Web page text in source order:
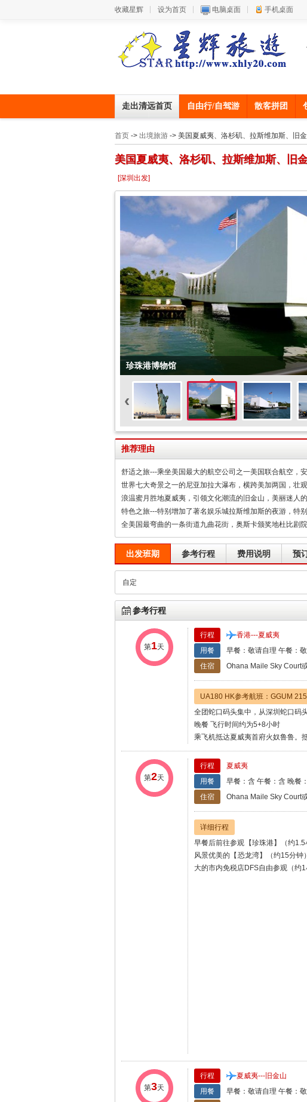
收藏星辉 设为首页 电脑桌面 手机桌面
走出清远首页 自由行/自驾游 散客拼团
首页 -> 出境旅游 -> 美国夏威夷、洛杉矶、拉斯维加斯、旧
美国夏威夷、洛杉矶、拉斯维加斯、旧
[深圳出发]
珍珠港博物馆
‹
推荐理由
舒适之旅---乘坐美国最大的航空公司之一美国联合航空，
世界七大奇景之一的尼亚加拉大瀑布，横跨美加两国，壮
浪温蜜月胜地夏威夷，引领文化潮流的旧金山，美丽迷人
特色之旅---特别增加了著名娱乐城拉斯维加斯的夜游，特
全美国最弯曲的一条街道九曲花街，奥斯卡颁奖地杜比剧
出发班期 参考行程 费用说明 预
自定
参考行程
第1天
行程
香港---夏威夷
用餐
早餐：敬请自理 午餐：
住宿
Ohana Maile Sky Court
UA180 HK参考航班：GGUM
全团蛇口码头集中，从深圳蛇口码
晚餐 飞行时间约为5+8小时
乘飞机抵达夏威夷首府火奴鲁鲁。
第2天
行程
夏威夷
用餐
早餐：含 午餐：含 晚餐
住宿
Ohana Maile Sky Court
详细行程
早餐后前往参观【珍珠港】（约
风景优美的【恐龙湾】（约15分
大的市内免税店DFS自由参观（约1
第3天
行程
夏威夷---旧金山
用餐
早餐：敬请自理 午餐：